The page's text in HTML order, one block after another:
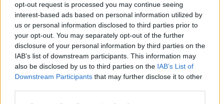
opt-out request is processed you may continue seeing
interest-based ads based on personal information utilized by
us or personal information disclosed to third parties prior to
your opt-out. You may separately opt-out of the further
disclosure of your personal information by third parties on the
IAB’s list of downstream participants. This information may
also be disclosed by us to third parties on the IAB’s List of
Downstream Participants that may further disclose it to other